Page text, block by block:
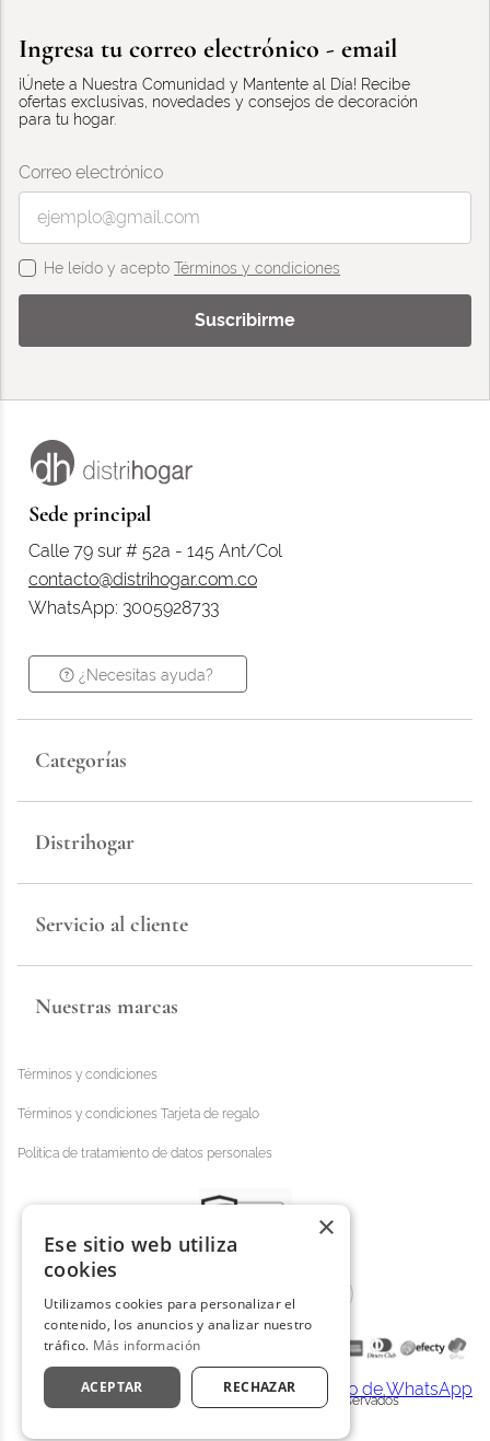
Ingresa tu correo electrónico - email
¡Únete a Nuestra Comunidad y Mantente al Día! Recibe
ofertas exclusivas, novedades y consejos de decoración
para tu hogar.
Correo electrónico
He leído y aceptoTérminos y condiciones
Suscribirme
Sede principal
Calle 79 sur # 52a - 145 Ant/Col
contacto@distrihogar.com.co
WhatsApp: 3005928733
¿Necesitas ayuda?
Categorías
Distrihogar
Servicio al cliente
Nuestras marcas
Términos y condiciones
Términos y condiciones Tarjeta de regalo
Política de tratamiento de datos personales
Distrihogar 2025 - © Todos los derechos reservados
×
Ese sitio web utiliza
cookies
Utilizamos cookies para personalizar el
contenido, los anuncios y analizar nuestro
tráfico. Más información
ACEPTAR RECHAZAR